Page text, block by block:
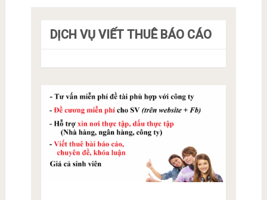
DỊCH VỤ VIẾT THUÊ BÁO CÁO